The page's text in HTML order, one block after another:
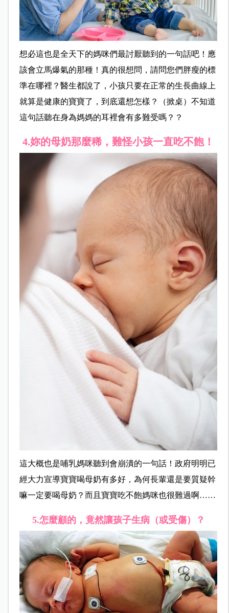
想必這也是全天下的媽咪們最討厭聽到的一句話吧！應
該會立馬爆氣的那種！真的很想問，請問您們胖瘦的標
準在哪裡？醫生都說了，小孩只要在正常的生長曲線上
就算是健康的寶寶了，到底還想怎樣？（掀桌）不知道
這句話聽在身為媽媽的耳裡會有多難受嗎？？
4.妳的母奶那麼稀，難怪小孩一直吃不飽！
這大概也是哺乳媽咪聽到會崩潰的一句話！政府明明已
經大力宣導寶寶喝母奶有多好，為何長輩還是要質疑幹
嘛一定要喝母奶？而且寶寶吃不飽媽咪也很難過啊……
5.怎麼顧的，竟然讓孩子生病（或受傷）？